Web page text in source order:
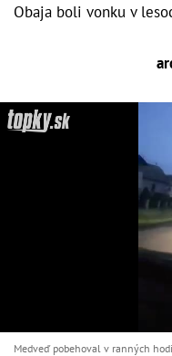
Obaja boli vonku v
Medveď pobehoval v ranných